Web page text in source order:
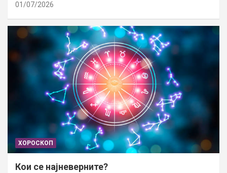
01/07/2026
ХОРОСКОП
Кои се најневерните?